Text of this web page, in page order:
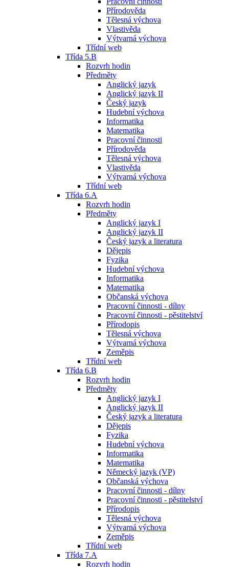
Přírodověda
Tělesná výchova
Vlastivěda
Výtvarná výchova
Třídní web
Třída 5.B
Rozvrh hodin
Předměty
Anglický jazyk
Anglický jazyk II
Český jazyk
Hudební výchova
Informatika
Matematika
Pracovní činnosti
Přírodověda
Tělesná výchova
Vlastivěda
Výtvarná výchova
Třídní web
Třída 6.A
Rozvrh hodin
Předměty
Anglický jazyk I
Anglický jazyk II
Český jazyk a literatura
Dějepis
Fyzika
Hudební výchova
Informatika
Matematika
Občanská výchova
Pracovní činnosti - dílny
Pracovní činnosti - pěstitelství
Přírodopis
Tělesná výchova
Výtvarná výchova
Zeměpis
Třídní web
Třída 6.B
Rozvrh hodin
Předměty
Anglický jazyk I
Anglický jazyk II
Český jazyk a literatura
Dějepis
Fyzika
Hudební výchova
Informatika
Matematika
Německý jazyk (VP)
Občanská výchova
Pracovní činnosti - dílny
Pracovní činnosti - pěstitelství
Přírodopis
Tělesná výchova
Výtvarná výchova
Zeměpis
Třídní web
Třída 7.A
Rozvrh hodin